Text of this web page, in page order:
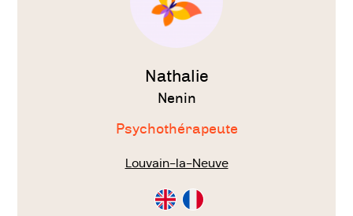
Nathalie
Nenin
Psychothérapeute
Louvain-la-Neuve
Consultation
en
Consultation
en